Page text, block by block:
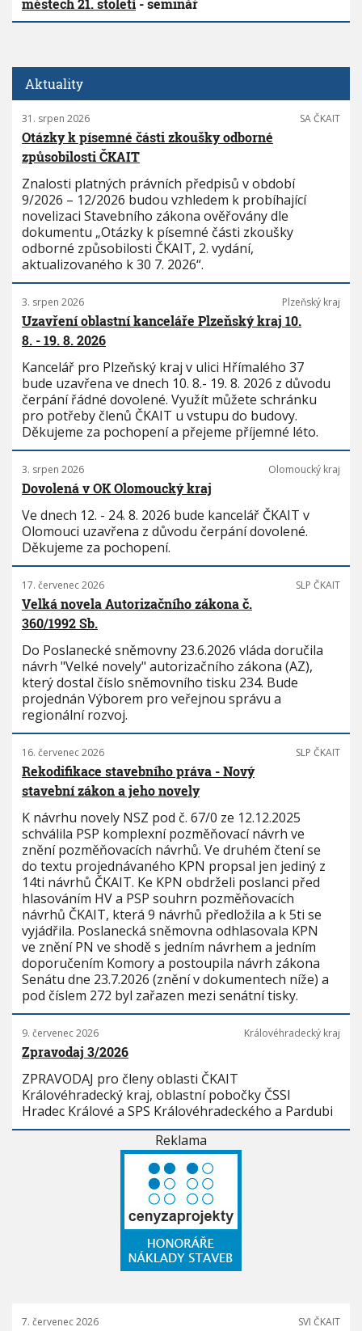
městech 21. století- seminář
Aktuality
31. srpen 2026 SA ČKAIT
Otázky k písemné části zkoušky odborné
způsobilosti ČKAIT
Znalosti platných právních předpisů v období
9/2026 – 12/2026 budou vzhledem k probíhající
novelizaci Stavebního zákona ověřovány dle
dokumentu „Otázky k písemné části zkoušky
odborné způsobilosti ČKAIT, 2. vydání,
aktualizovaného k 30 7. 2026“.
3. srpen 2026 Plzeňský kraj
Uzavření oblastní kanceláře Plzeňský kraj 10.
8. - 19. 8. 2026
Kancelář pro Plzeňský kraj v ulici Hřímalého 37
bude uzavřena ve dnech 10. 8.- 19. 8. 2026 z důvodu
čerpání řádné dovolené. Využít můžete schránku
pro potřeby členů ČKAIT u vstupu do budovy.
Děkujeme za pochopení a přejeme příjemné léto.
3. srpen 2026 Olomoucký kraj
Dovolená v OK Olomoucký kraj
Ve dnech 12. - 24. 8. 2026 bude kancelář ČKAIT v
Olomouci uzavřena z důvodu čerpání dovolené.
Děkujeme za pochopení.
17. červenec 2026 SLP ČKAIT
Velká novela Autorizačního zákona č.
360/1992 Sb.
Do Poslanecké sněmovny 23.6.2026 vláda doručila
návrh "Velké novely" autorizačního zákona (AZ),
který dostal číslo sněmovního tisku 234. Bude
projednán Výborem pro veřejnou správu a
regionální rozvoj.
16. červenec 2026 SLP ČKAIT
Rekodifikace stavebního práva - Nový
stavební zákon a jeho novely
K návrhu novely NSZ pod č. 67/0 ze 12.12.2025
schválila PSP komplexní pozměňovací návrh ve
znění pozměňovacích návrhů. Ve druhém čtení se
do textu projednávaného KPN propsal jen jediný z
14ti návrhů ČKAIT. Ke KPN obdrželi poslanci před
hlasováním HV a PSP souhrn pozměňovacích
návrhů ČKAIT, která 9 návrhů předložila a k 5ti se
vyjádřila. Poslanecká sněmovna odhlasovala KPN
ve znění PN ve shodě s jedním návrhem a jedním
doporučením Komory a postoupila návrh zákona
Senátu dne 23.7.2026 (znění v dokumentech níže) a
pod číslem 272 byl zařazen mezi senátní tisky.
9. červenec 2026 Královéhradecký kraj
Zpravodaj 3/2026
ZPRAVODAJ pro členy oblasti ČKAIT
Královéhradecký kraj, oblastní pobočky ČSSI
Hradec Králové a SPS Královéhradeckého a Pardubi
Reklama
7. červenec 2026 SVI ČKAIT